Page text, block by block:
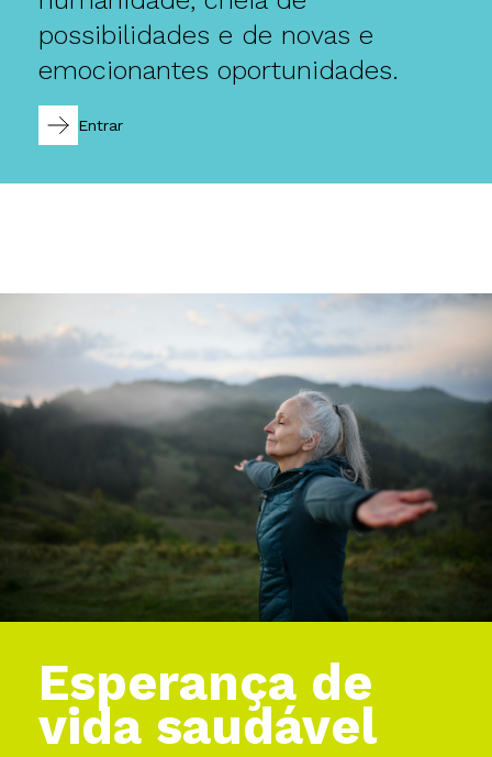
possibilidades e de novas e
emocionantes oportunidades.
Entrar
Esperança de
vida saudável